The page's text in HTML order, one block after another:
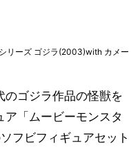
リーズ ゴジラ(2003)with カメー
のゴジラ作品の怪獣を
「ムービーモンスタ
フビフィギュアセット